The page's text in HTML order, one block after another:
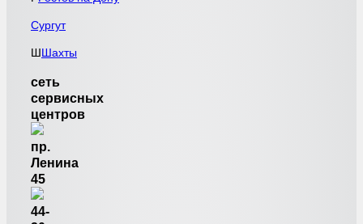
Сургут
ШШахты
сеть
сервисных
центров
пр.
Ленина
45
44-